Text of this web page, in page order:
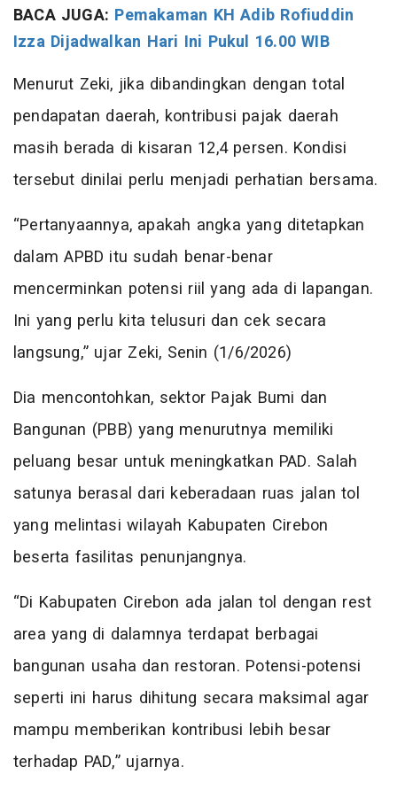
BACA JUGA: Pemakaman KH Adib Rofiuddin
Izza Dijadwalkan Hari Ini Pukul 16.00 WIB
Menurut Zeki, jika dibandingkan dengan total
pendapatan daerah, kontribusi pajak daerah
masih berada di kisaran 12,4 persen. Kondisi
tersebut dinilai perlu menjadi perhatian bersama.
“Pertanyaannya, apakah angka yang ditetapkan
dalam APBD itu sudah benar-benar
mencerminkan potensi riil yang ada di lapangan.
Ini yang perlu kita telusuri dan cek secara
langsung,” ujar Zeki, Senin (1/6/2026)
Dia mencontohkan, sektor Pajak Bumi dan
Bangunan (PBB) yang menurutnya memiliki
peluang besar untuk meningkatkan PAD. Salah
satunya berasal dari keberadaan ruas jalan tol
yang melintasi wilayah Kabupaten Cirebon
beserta fasilitas penunjangnya.
“Di Kabupaten Cirebon ada jalan tol dengan rest
area yang di dalamnya terdapat berbagai
bangunan usaha dan restoran. Potensi-potensi
seperti ini harus dihitung secara maksimal agar
mampu memberikan kontribusi lebih besar
terhadap PAD,” ujarnya.